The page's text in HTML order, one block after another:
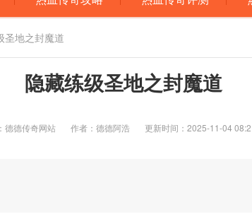
圣地之封魔道
隐藏练级圣地之封魔道
德德传奇网站 作者：德德阿浩 更新时间：2025-11-04